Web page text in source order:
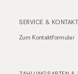
SERVICE & KONTAKT
Zum Kontaktformular